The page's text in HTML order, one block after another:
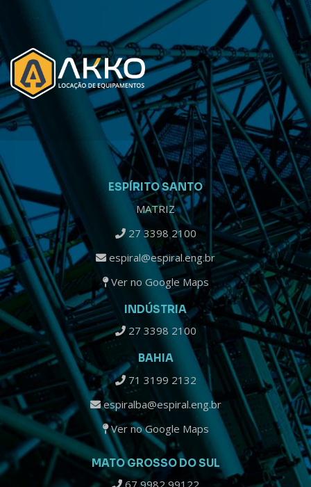
ESPÍRITO SANTO
MATRIZ
27 3398 2100
espiral@espiral.eng.br
Ver no Google Maps
INDÚSTRIA
27 3398 2100
BAHIA
71 3199 2132
espiralba@espiral.eng.br
Ver no Google Maps
MATO GROSSO DO SUL